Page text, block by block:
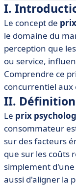
• I. Introduction
• II. Définition du
• III. Importance
• IV. Facteurs
• V. Stratégies
• VI. Outils et
Psychologique
• VII. Études de
• Toutefois,
essentielles afin
l'évolution du
• VIII. Conclusion
I.
Le concept de
le domaine du
perception que
ou service,
Comprendre ce
concurrentiel aux
II. Définition
Le prix
consommateur
sur des facteurs
que sur les coûts
simplement
aussi d'aligner la